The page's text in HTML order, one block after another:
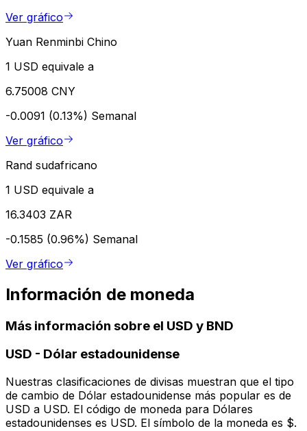
Ver gráfico
Yuan Renminbi Chino
1 USD equivale a
6.75008 CNY
-0.0091 (0.13%) Semanal
Ver gráfico
Rand sudafricano
1 USD equivale a
16.3403 ZAR
-0.1585 (0.96%) Semanal
Ver gráfico
Información de moneda
Más información sobre el USD y BND
USD - Dólar estadounidense
Nuestras clasificaciones de divisas muestran que el tipo
de cambio de Dólar estadounidense más popular es de
USD a USD. El código de moneda para Dólares
estadounidenses es USD. El símbolo de la moneda es $.